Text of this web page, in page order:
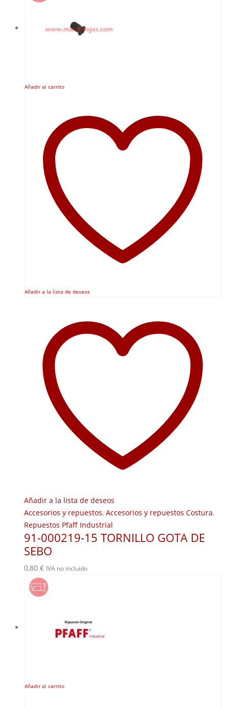
Añadir al carrito
Añadir a la lista de deseos
Añadir a la lista de deseos
Accesorios y repuestos, Accesorios y repuestos Costura,
Repuestos Pfaff Industrial
91-000219-15 TORNILLO GOTA DE
SEBO
0,80 € IVA no incluido
Añadir al carrito